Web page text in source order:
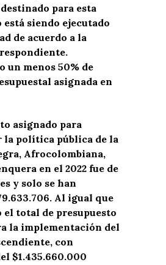
para esta
siendo ejecutado
de acuerdo a la
un menos 50% de
asignada en
asignado para
política pública de la
Afrocolombiana,
en el 2022 fue de
y solo se han
Al igual que
el total de presupuesto
la implementación del
con
$1.435.660.000